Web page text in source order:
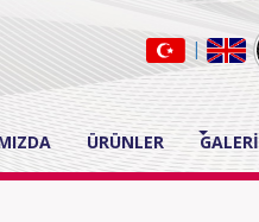
|
ÜRÜNLER GALERİ